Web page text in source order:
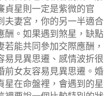
貞星則一定是紫微的官
夫妻宮，你的另一半適合
酬。如果遇到煞星，缺點
能共同參加交際應酬，
易見異思遷、感情波折很
前女友容易見異思遷。婚
星在命盤裡，會遇到的星